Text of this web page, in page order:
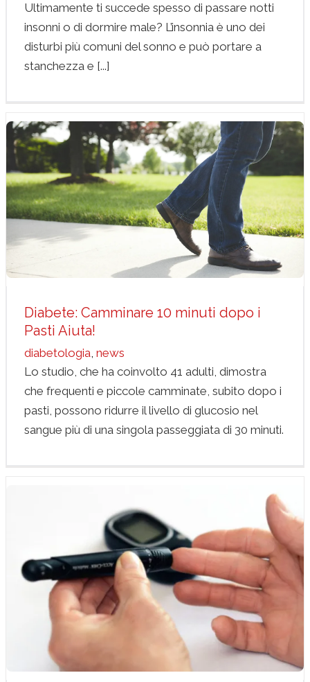
Ultimamente ti succede spesso di passare notti
insonni o di dormire male? L’insonnia è uno dei
disturbi più comuni del sonno e può portare a
stanchezza e [...]
Diabete: Camminare 10 minuti dopo i Pasti Aiuta!
diabetologia news
Diabete: Camminare 10 minuti dopo i
Pasti Aiuta!
diabetologia, news
Lo studio, che ha coinvolto 41 adulti, dimostra
che frequenti e piccole camminate, subito dopo i
pasti, possono ridurre il livello di glucosio nel
sangue più di una singola passeggiata di 30 minuti.
Diabete Mellito: Cosa è Importante Sapere
Diabetologia news